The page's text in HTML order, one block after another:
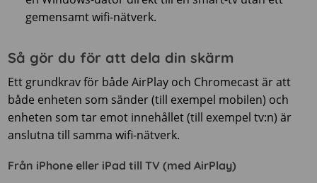
gemensamt wifi-nätverk.
Så gör du för att dela din skärm
Ett grundkrav för både AirPlay och Chromecast är att
både enheten som sänder (till exempel mobilen) och
enheten som tar emot innehållet (till exempel tv:n) är
anslutna till samma wifi-nätverk.
Från iPhone eller iPad till TV (med AirPlay)